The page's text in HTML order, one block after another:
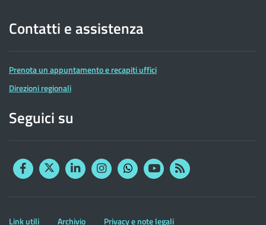
Contatti e assistenza
Prenota un appuntamento e recapiti uffici
Direzioni regionali
Seguici su
FacebookTwitterLinkedinInstagram
YouTubeRSS
Altre
Link utili Archivio Privacy e note legali